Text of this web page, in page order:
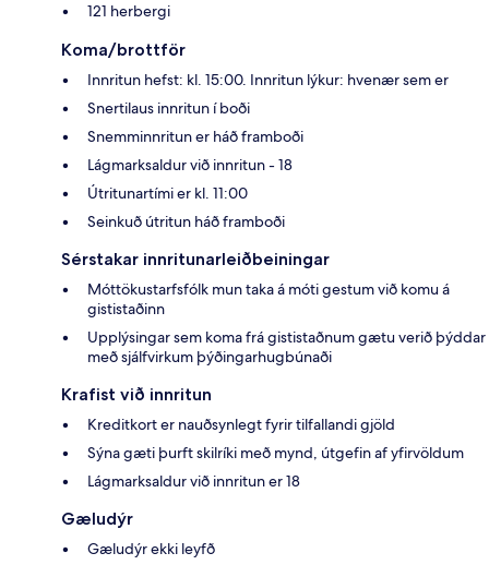
121 herbergi
Koma/brottför
Innritun hefst: kl. 15:00. Innritun lýkur: hvenær sem er
Snertilaus innritun í boði
Snemminnritun er háð framboði
Lágmarksaldur við innritun - 18
Útritunartími er kl. 11:00
Seinkuð útritun háð framboði
Sérstakar innritunarleiðbeiningar
Móttökustarfsfólk mun taka á móti gestum við komu á
gististaðinn
Upplýsingar sem koma frá gististaðnum gætu verið þýddar
með sjálfvirkum þýðingarhugbúnaði
Krafist við innritun
Kreditkort er nauðsynlegt fyrir tilfallandi gjöld
Sýna gæti þurft skilríki með mynd, útgefin af yfirvöldum
Lágmarksaldur við innritun er 18
Gæludýr
Gæludýr ekki leyfð